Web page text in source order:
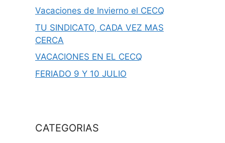
Vacaciones de Invierno el CECQ
TU SINDICATO, CADA VEZ MAS
CERCA
VACACIONES EN EL CECQ
FERIADO 9 Y 10 JULIO
CATEGORIAS